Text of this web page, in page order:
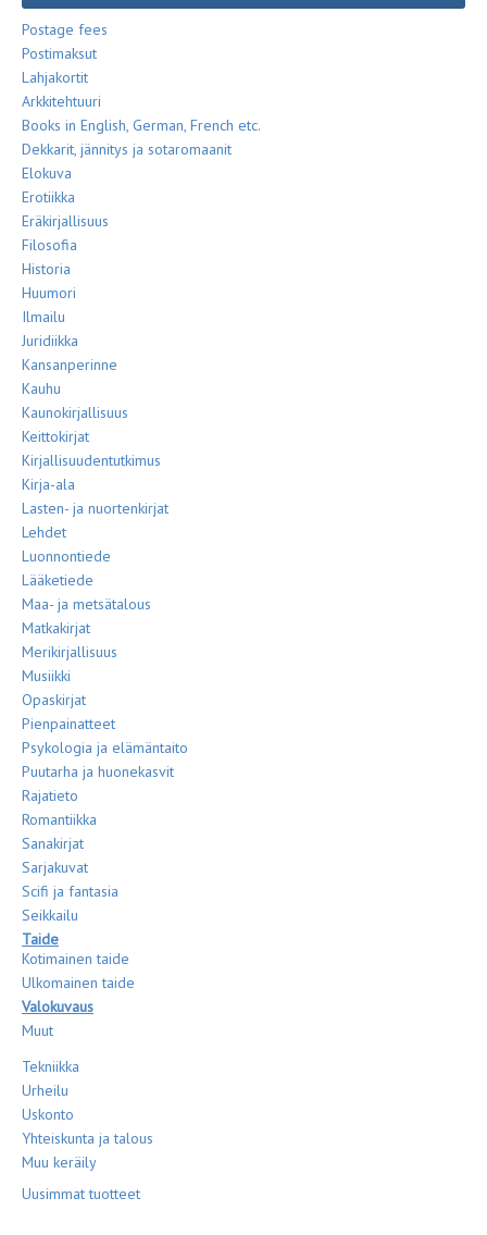
Postage fees
Postimaksut
Lahjakortit
Arkkitehtuuri
Books in English, German, French etc.
Dekkarit, jännitys ja sotaromaanit
Elokuva
Erotiikka
Eräkirjallisuus
Filosofia
Historia
Huumori
Ilmailu
Juridiikka
Kansanperinne
Kauhu
Kaunokirjallisuus
Keittokirjat
Kirjallisuudentutkimus
Kirja-ala
Lasten- ja nuortenkirjat
Lehdet
Luonnontiede
Lääketiede
Maa- ja metsätalous
Matkakirjat
Merikirjallisuus
Musiikki
Opaskirjat
Pienpainatteet
Psykologia ja elämäntaito
Puutarha ja huonekasvit
Rajatieto
Romantiikka
Sanakirjat
Sarjakuvat
Scifi ja fantasia
Seikkailu
Taide
Kotimainen taide
Ulkomainen taide
Valokuvaus
Muut
Tekniikka
Urheilu
Uskonto
Yhteiskunta ja talous
Muu keräily
Uusimmat tuotteet